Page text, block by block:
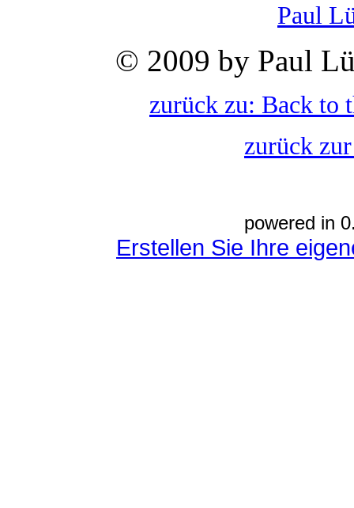
Paul
© 2009 by Paul
zurück zu: Back to
zurück
powered in
Erstellen Sie Ihre